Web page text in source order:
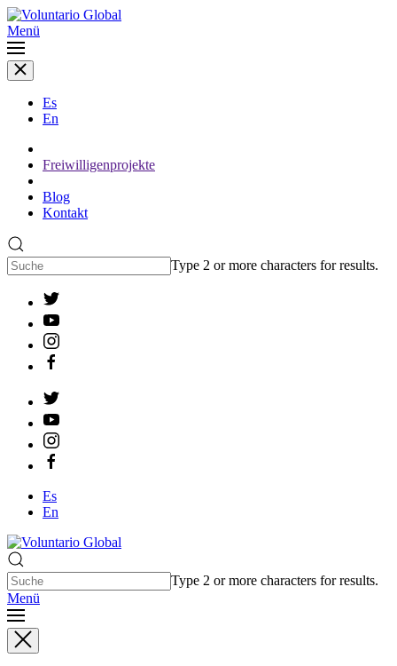
Menü
Es
En
Freiwilligenprojekte
Blog
Kontakt
Type 2 or more characters for results.
Es
En
Type 2 or more characters for results.
Menü